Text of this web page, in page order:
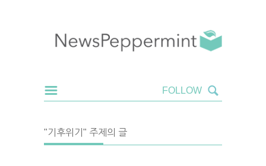
"기후위기" 주제의 글